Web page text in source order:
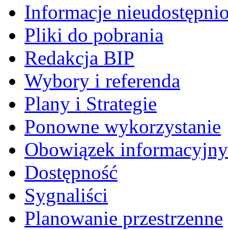
Informacje
Pliki do pobrania
Redakcja BIP
Wybory i referenda
Plany i Strategie
Ponowne wykorzystanie
Obowiązek informacyjny
Dostępność
Sygnaliści
Planowanie przestrzenne